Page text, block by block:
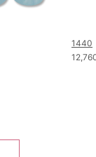
1440